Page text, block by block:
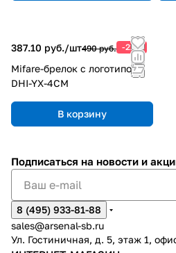
387.10 руб./шт490 руб. -21%
Mifare-брелок с логотипом
DHI-YX-4CM
В корзину
Подписаться на новости и
8 (495) 933-81-88
sales@arsenal-sb.ru
Ул. Гостиничная, д. 5, этаж 1,